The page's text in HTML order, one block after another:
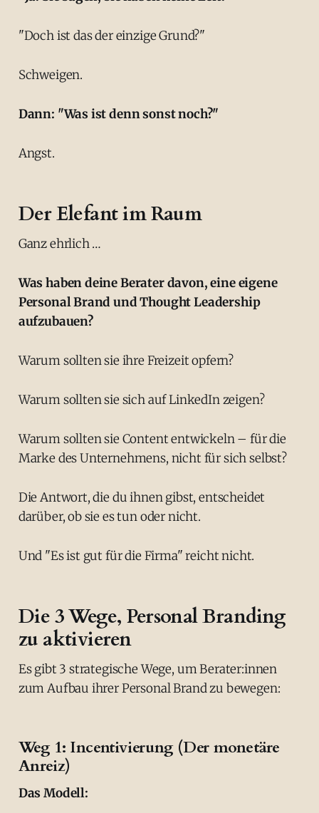
"Doch ist das der einzige Grund?"
Schweigen.
Dann: "Was ist denn sonst noch?"
Angst.
Der Elefant im Raum
Ganz ehrlich …
Was haben deine Berater davon, eine eigene
Personal Brand und Thought Leadership
aufzubauen?
Warum sollten sie ihre Freizeit opfern?
Warum sollten sie sich auf LinkedIn zeigen?
Warum sollten sie Content entwickeln – für die
Marke des Unternehmens, nicht für sich selbst?
Die Antwort, die du ihnen gibst, entscheidet
darüber, ob sie es tun oder nicht.
Und "Es ist gut für die Firma" reicht nicht.
Die 3 Wege, Personal Branding
zu aktivieren
Es gibt 3 strategische Wege, um Berater:innen
zum Aufbau ihrer Personal Brand zu bewegen:
Weg 1: Incentivierung (Der monetäre
Anreiz)
Das Modell: